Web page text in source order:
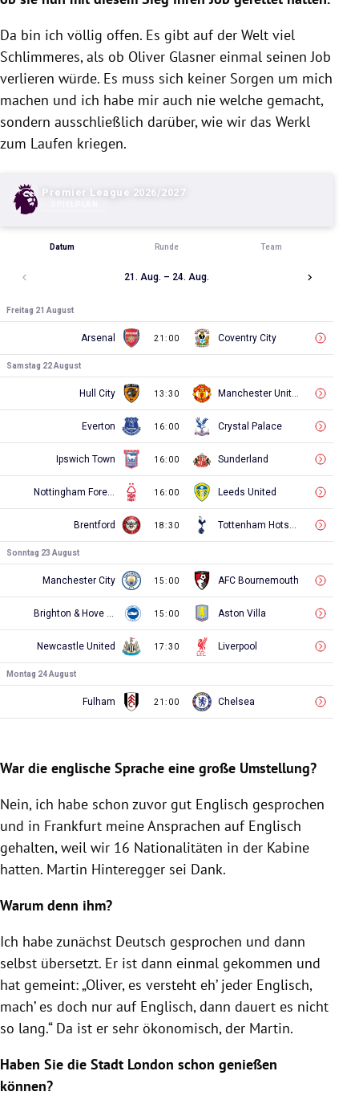
Da bin ich völlig offen. Es gibt auf der Welt viel
Schlimmeres, als ob Oliver Glasner einmal seinen Job
verlieren würde. Es muss sich keiner Sorgen um mich
machen und ich habe mir auch nie welche gemacht,
sondern ausschließlich darüber, wie wir das Werkl
zum Laufen kriegen.
Premier League 2026/2027
Datum Runde Team
21. Aug. – 24. Aug.
Freitag 21 August
Arsenal 21:00 Coventry City
Samstag 22 August
Hull City 13:30 Manchester United
Everton 16:00 Crystal Palace
Ipswich Town 16:00 Sunderland
Nottingham Forest 16:00 Leeds United
Brentford 18:30 Tottenham Hotspur
Sonntag 23 August
Manchester City 15:00 AFC Bournemouth
Brighton & Hove Albion 15:00 Aston Villa
Newcastle United 17:30 Liverpool
Montag 24 August
Fulham 21:00 Chelsea
War die englische Sprache eine große Umstellung?
Nein, ich habe schon zuvor gut Englisch gesprochen
und in Frankfurt meine Ansprachen auf Englisch
gehalten, weil wir 16 Nationalitäten in der Kabine
hatten. Martin Hinteregger sei Dank.
Warum denn ihm?
Ich habe zunächst Deutsch gesprochen und dann
selbst übersetzt. Er ist dann einmal gekommen und
hat gemeint: „Oliver, es versteht eh’ jeder Englisch,
mach’ es doch nur auf Englisch, dann dauert es nicht
so lang.“ Da ist er sehr ökonomisch, der Martin.
Haben Sie die Stadt London schon genießen
können?